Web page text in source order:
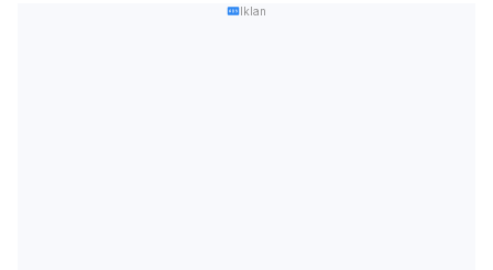
Iklan